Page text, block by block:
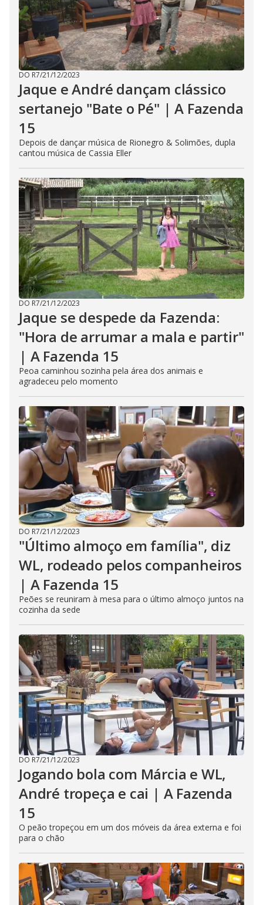
DO R7/21/12/2023
Jaque e André dançam clássico
sertanejo "Bate o Pé" | A Fazenda
15
Depois de dançar música de Rionegro & Solimões, dupla
cantou música de Cassia Eller
DO R7/21/12/2023
Jaque se despede da Fazenda:
"Hora de arrumar a mala e partir"
| A Fazenda 15
Peoa caminhou sozinha pela área dos animais e
agradeceu pelo momento
DO R7/21/12/2023
"Último almoço em família", diz
WL, rodeado pelos companheiros
| A Fazenda 15
Peões se reuniram à mesa para o último almoço juntos na
cozinha da sede
DO R7/21/12/2023
Jogando bola com Márcia e WL,
André tropeça e cai | A Fazenda
15
O peão tropeçou em um dos móveis da área externa e foi
para o chão